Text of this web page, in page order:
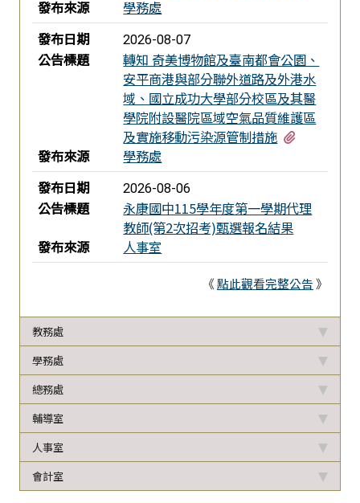
發布來源
學務處
發布日期
2026-08-07
公告標題
轉知 奇美博物館及臺南都會公園、
安平商港與部分聯外道路及外港水
域、國立成功大學部分校區及其醫
學院附設醫院區域空氣品質維護區
及實施移動污染源管制措施
發布來源
學務處
發布日期
2026-08-06
公告標題
永康國中115學年度第一學期代理
教師(第2次招考)甄選報名結果
發布來源
人事室
《點此觀看完整公告》
教務處
學務處
總務處
輔導室
人事室
會計室